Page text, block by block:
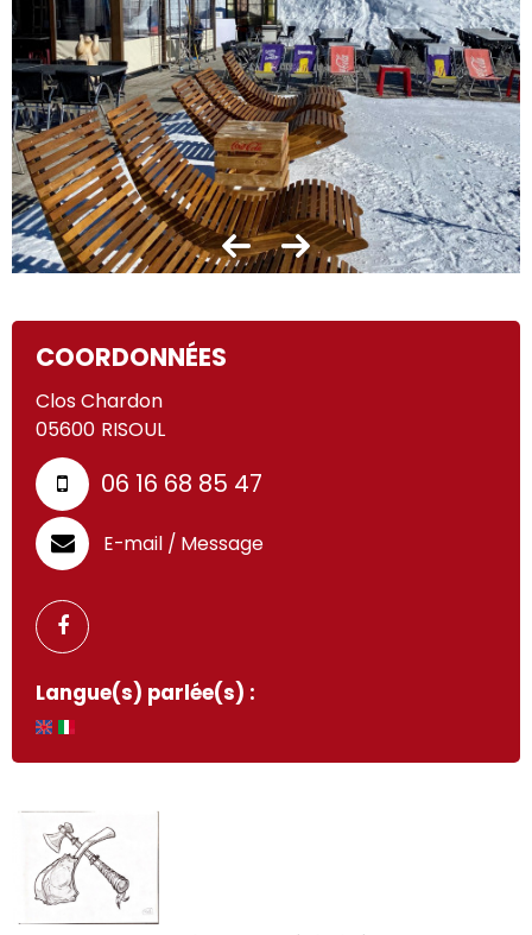
COORDONNÉES
Clos Chardon
05600 RISOUL
06 16 68 85 47
E-mail / Message
Langue(s) parlée(s) :